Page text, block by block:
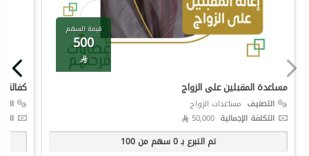
قيمة السهم
500

مساعدة المقبلين على الزواج
التصنيف مساعدات الزواج
التكلفة الإجمالية
تم التبرع بـ0سهم من 100
كفالة